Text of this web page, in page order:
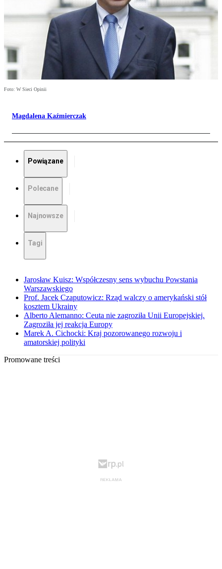
Foto: W Sieci Opinii
Magdalena Kaźmierczak
Powiązane
Polecane
Najnowsze
Tagi
Jarosław Kuisz: Współczesny sens wybuchu Powstania
Warszawskiego
Prof. Jacek Czaputowicz: Rząd walczy o amerykański stół
kosztem Ukrainy
Alberto Alemanno: Ceuta nie zagroziła Unii Europejskiej.
Zagroziła jej reakcja Europy
Marek A. Cichocki: Kraj pozorowanego rozwoju i
amatorskiej polityki
Promowane treści